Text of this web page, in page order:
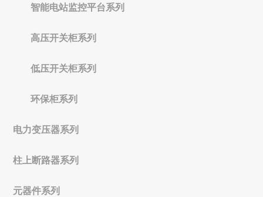
智能电站监控平台系列
高压开关柜系列
低压开关柜系列
环保柜系列
电力变压器系列
柱上断路器系列
元器件系列